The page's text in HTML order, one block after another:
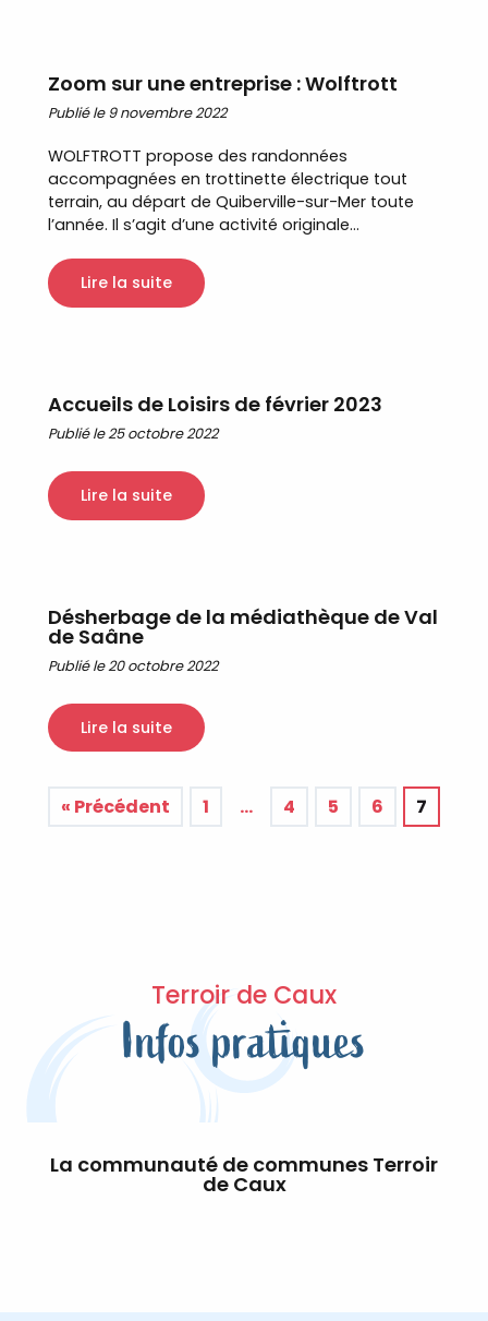
Zoom sur une entreprise : Wolftrott
Publié le 9 novembre 2022
WOLFTROTT propose des randonnées
accompagnées en trottinette électrique tout
terrain, au départ de Quiberville-sur-Mer toute
l’année. Il s’agit d’une activité originale...
Lire la suite
Accueils de Loisirs de février 2023
Publié le 25 octobre 2022
Lire la suite
Désherbage de la médiathèque de Val
de Saâne
Publié le 20 octobre 2022
Lire la suite
« Précédent 1 … 4 5 6 7
Terroir de Caux
Infos pratiques
La communauté de communes Terroir
de Caux